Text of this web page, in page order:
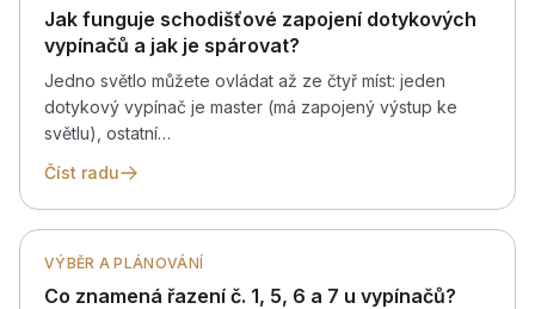
Jak funguje schodišťové zapojení dotykových
vypínačů a jak je spárovat?
Jedno světlo můžete ovládat až ze čtyř míst: jeden
dotykový vypínač je master (má zapojený výstup ke
světlu), ostatní…
Číst radu
VÝBĚR A PLÁNOVÁNÍ
Co znamená řazení č. 1, 5, 6 a 7 u vypínačů?